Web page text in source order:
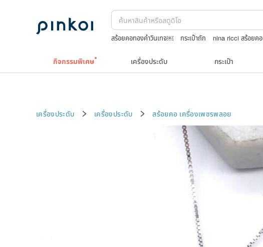
สร้อยคอทองคำวินเทจ￼ กระเป๋าถัก nina ricci สร้อยคอ
กิจกรรมพิเศษ เครื่องประดับ กระเป๋า
เครื่องประดับ เครื่องประดับ สร้อยคอ เครื่องเพชรพลอย